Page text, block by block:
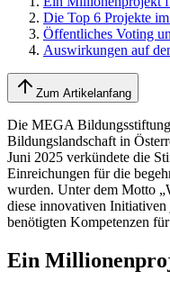
Die Top 6 Projekte
Öffentliches Voting
Auswirkungen auf
Zum Artikelanfang
Die MEGA
Bildungslandschaft in
Juni 2025 verkündete die
Einreichungen für die
wurden. Unter dem Motto
diese innovativen
benötigten Kompetenzen
Ein